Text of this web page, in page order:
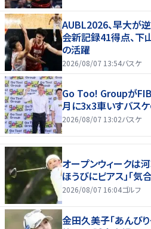
AUBL2026、早大が
会新記録41得点、下
の活躍
2026/08/07 13:54バスケ
Go Too! Groupが
月に3x3車いすバス
2026/08/07 13:02バスケ
オープンウィークは
ほうびにピアス」「気
2026/08/07 16:04ゴルフ
金田久美子「あんび